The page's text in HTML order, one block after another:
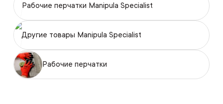
Рабочие перчатки Manipula Specialist
Другие товары Manipula Specialist
Рабочие перчатки